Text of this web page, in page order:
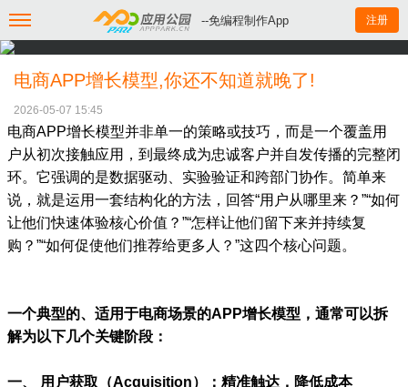
--免编程制作App 注册
电商APP增长模型,你还不知道就晚了!
2026-05-07 15:45
电商APP增长模型并非单一的策略或技巧，而是一个覆盖用
户从初次接触应用，到最终成为忠诚客户并自发传播的完整闭
环。它强调的是数据驱动、实验验证和跨部门协作。简单来
说，就是运用一套结构化的方法，回答“用户从哪里来？”“如何
让他们快速体验核心价值？”“怎样让他们留下来并持续复
购？”“如何促使他们推荐给更多人？”这四个核心问题。
一个典型的、适用于电商场景的APP增长模型，通常可以拆
解为以下几个关键阶段：
一、 用户获取（Acquisition）：精准触达，降低成本